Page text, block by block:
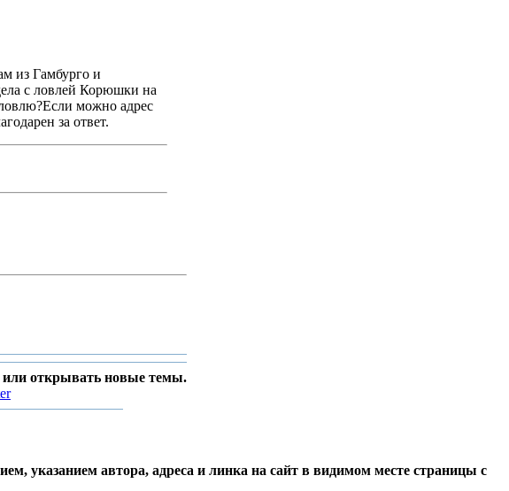
из Гамбурго и
с ловлей Корюшки на
можно адрес
за ответ.
или открывать новые темы.
указанием автора, адреса и линка на сайт в видимом месте страницы с